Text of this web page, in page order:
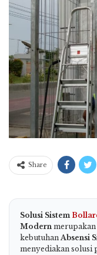
Share
Solusi Sistem
Modern merupakan
kebutuhanAbsensi
menyediakan solusi